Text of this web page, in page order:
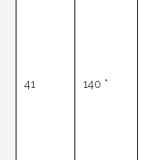
41 140 *